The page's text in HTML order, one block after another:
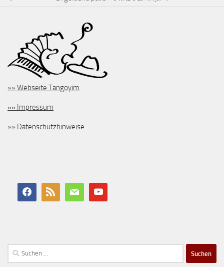
»» Webseite Tangoyim
»» Impressum
»» Datenschutzhinweise
Suchen
nach: